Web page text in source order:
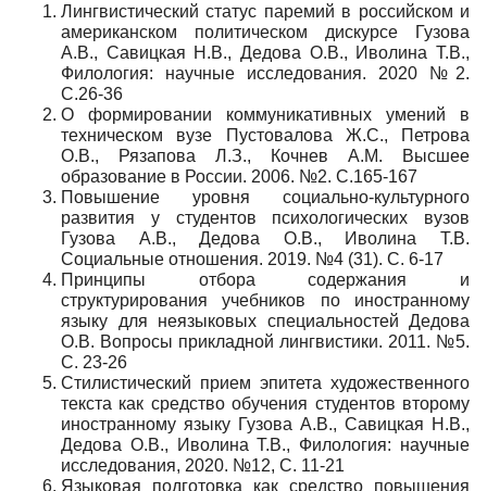
Лингвистический статус паремий в российском и
американском политическом дискурсе Гузова
А.В., Савицкая Н.В., Дедова О.В., Иволина Т.В.,
Филология: научные исследования. 2020 №2.
С.26-36
О формировании коммуникативных умений в
техническом вузе Пустовалова Ж.С., Петрова
О.В., Рязапова Л.З., Кочнев А.М. Высшее
образование в России. 2006. №2. С.165-167
Повышение уровня социально-культурного
развития у студентов психологических вузов
Гузова А.В., Дедова О.В., Иволина Т.В.
Социальные отношения. 2019. №4 (31). С. 6-17
Принципы отбора содержания и
структурирования учебников по иностранному
языку для неязыковых специальностей Дедова
О.В. Вопросы прикладной лингвистики. 2011. №5.
С. 23-26
Стилистический прием эпитета художественного
текста как средство обучения студентов второму
иностранному языку Гузова А.В., Савицкая Н.В.,
Дедова О.В., Иволина Т.В., Филология: научные
исследования, 2020. №12, С. 11-21
Языковая подготовка как средство повышения